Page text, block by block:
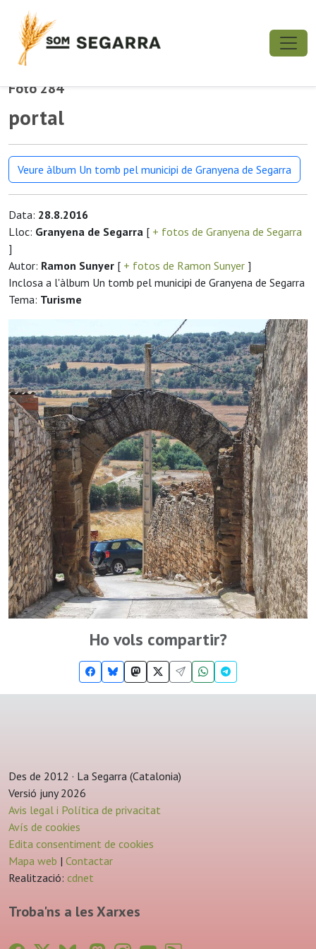
Foto 284
portal
Veure àlbum Un tomb pel municipi de Granyena de Segarra
Data: 28.8.2016
Lloc: Granyena de Segarra [ + fotos de Granyena de Segarra
]
Autor: Ramon Sunyer [ + fotos de Ramon Sunyer ]
Inclosa a l'àlbum Un tomb pel municipi de Granyena de Segarra
Tema: Turisme
Ho vols compartir?
Des de 2012 · La Segarra (Catalonia)
Versió juny 2026
Avis legal i Política de privacitat
Avís de cookies
Edita consentiment de cookies
Mapa web | Contactar
Realització: cdnet
Troba'ns a les Xarxes